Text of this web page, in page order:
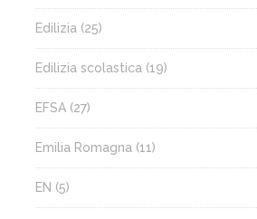
Edilizia (25)
Edilizia scolastica (19)
EFSA (27)
Emilia Romagna (11)
EN (5)